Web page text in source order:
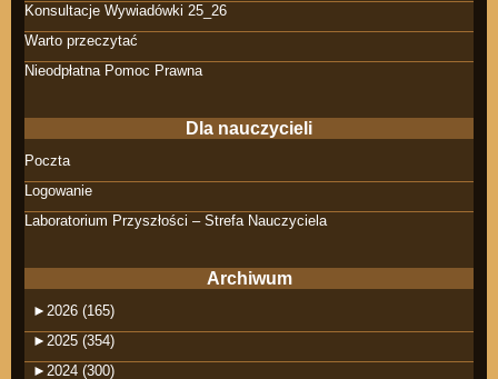
Konsultacje Wywiadówki 25_26
Warto przeczytać
Nieodpłatna Pomoc Prawna
Dla nauczycieli
Poczta
Logowanie
Laboratorium Przyszłości – Strefa Nauczyciela
Archiwum
► 2026 (165)
► 2025 (354)
► 2024 (300)